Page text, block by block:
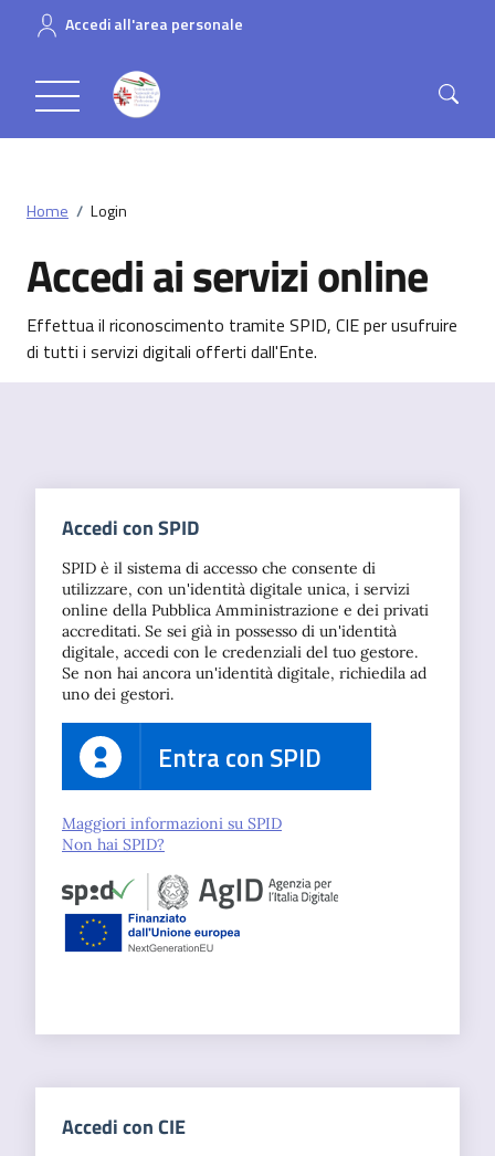
Accedi all'area personale
Home / Login
Accedi ai servizi online
Effettua il riconoscimento tramite SPID, CIE per usufruire
di tutti i servizi digitali offerti dall'Ente.
Accedi con SPID
SPID è il sistema di accesso che consente di
utilizzare, con un'identità digitale unica, i servizi
online della Pubblica Amministrazione e dei privati
accreditati. Se sei già in possesso di un'identità
digitale, accedi con le credenziali del tuo gestore.
Se non hai ancora un'identità digitale, richiedila ad
uno dei gestori.
Entra con SPID
Maggiori informazioni su SPID
Non hai SPID?
Accedi con CIE